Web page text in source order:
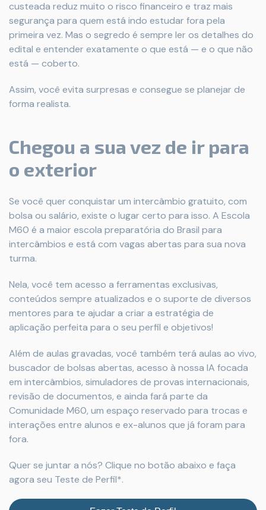
custeada reduz muito o risco financeiro e traz mais
segurança para quem está indo estudar fora pela
primeira vez. Mas o segredo é sempre ler os detalhes do
edital e entender exatamente o que está — e o que não
está — coberto.
Assim, você evita surpresas e consegue se planejar de
forma realista.
Chegou a sua vez de ir para
o exterior
Se você quer conquistar um intercâmbio gratuito, com
bolsa ou salário, existe o lugar certo para isso. A Escola
M60 é a maior escola preparatória do Brasil para
intercâmbios e está com vagas abertas para sua nova
turma.
Nela, você tem acesso a ferramentas exclusivas,
conteúdos sempre atualizados e o suporte de diversos
mentores para te ajudar a criar a estratégia de
aplicação perfeita para o seu perfil e objetivos!
Além de aulas gravadas, você também terá aulas ao vivo,
buscador de bolsas abertas, acesso à nossa IA focada
em intercâmbios, simuladores de provas internacionais,
revisão de documentos, e ainda fará parte da
Comunidade M60, um espaço reservado para trocas e
interações entre alunos e ex-alunos que já foram para
fora.
Quer se juntar a nós? Clique no botão abaixo e faça
agora seu Teste de Perfil*.